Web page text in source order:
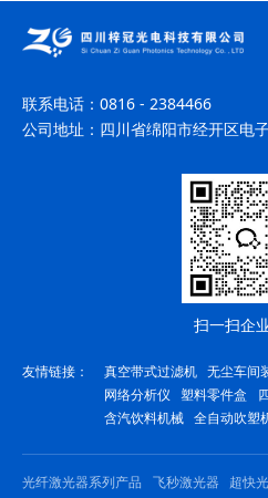
联系电话： 0816 - 2384466
公司地址： 四川省绵阳市经开区电
扫一扫企
友情链接： 真空带式过滤机 无尘车间
网络分析仪 塑料零件盒
含汽饮料机械 全自动吹塑
光纤激光器系列产品 飞秒激光器 超快